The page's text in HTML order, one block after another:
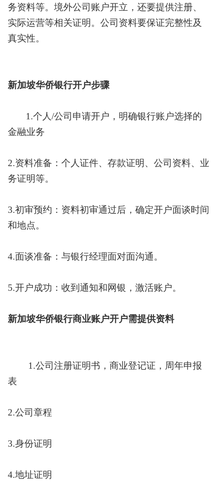
务资料等。境外公司账户开立，还要提供注册、
实际运营等相关证明。公司资料要保证完整性及
真实性。
新加坡华侨银行开户步骤
1.个人/公司申请开户，明确银行账户选择的
金融业务
2.资料准备：个人证件、存款证明、公司资料、业
务证明等。
3.初审预约：资料初审通过后，确定开户面谈时间
和地点。
4.面谈准备：与银行经理面对面沟通。
5.开户成功：收到通知和网银，激活账户。
新加坡华侨银行商业账户开户需提供资料
1.公司注册证明书，商业登记证，周年申报
表
2.公司章程
3.身份证明
4.地址证明